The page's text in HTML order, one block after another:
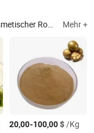
Lebensmittelzusatzstoff, Süßungsmittel, kosmetischer Rohstoff, Ballaststoff, Natriumhyaluronat, Nahrungsergänzungsmittel, Stevia-Zucker, Mönchsfrucht, Thaumatin, Inositol / Myo-Inositol Mehr +
20,00-100,00$/Kg